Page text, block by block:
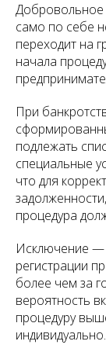
Добровольное
само по себе
переходит на
начала
При
подлежать
специальные
что для
процедура
Исключение —
регистрации
более чем за
вероятность
процедуру
индивидуально.